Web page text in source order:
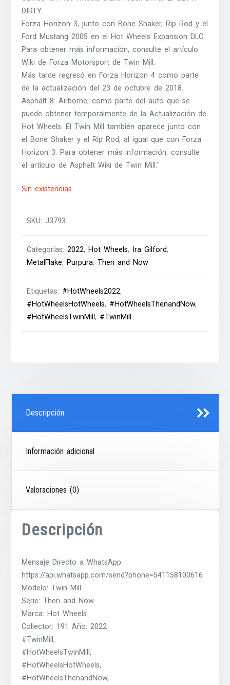
DIRTY.
Forza Horizon 3, junto con Bone Shaker, Rip Rod y el
Ford Mustang 2005 en el Hot Wheels Expansion DLC.
Para obtener más información, consulte el artículo
Wiki de Forza Motorsport de Twin Mill.
Más tarde regresó en Forza Horizon 4 como parte
de la actualización del 23 de octubre de 2018.
Asphalt 8: Airborne, como parte del auto que se
puede obtener temporalmente de la Actualización de
Hot Wheels. El Twin Mill también aparece junto con
el Bone Shaker y el Rip Rod, al igual que con Forza
Horizon 3. Para obtener más información, consulte
el artículo de Asphalt Wiki de Twin Mill.’
Sin existencias
SKU:J3793
Categorías:2022, Hot Wheels, Ira Gilford,
MetalFlake, Purpura,Then and Now
Etiquetas: #HotWheels2022,
#HotWheelsHotWheels, #HotWheelsThenandNow,
#HotWheelsTwinMill, #TwinMill
Descripción
Información adicional
Valoraciones (0)
Descripción
Mensaje Directo a WhatsApp
https://api.whatsapp.com/send?phone=541158100616
Modelo: Twin Mill
Serie: Then and Now
Marca: Hot Wheels
Collector: 191 Año: 2022
#TwinMill,
#HotWheelsTwinMill,
#HotWheelsHotWheels,
#HotWheelsThenandNow,